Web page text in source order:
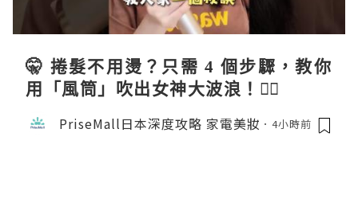
🤫 捲髮不用燙？只需 4 個步驟，教你
用「風筒」吹出女神大波浪！💇‍♀️
PriseMall日本深度攻略 家電美妝 4小時前